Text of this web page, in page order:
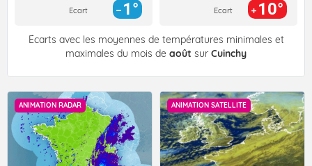
Ecart 1° Ecart 10°
Écarts avec les moyennes de températures minimales et
maximales du mois de août sur Cuinchy
ANIMATION RADAR ANIMATION SATELLITE